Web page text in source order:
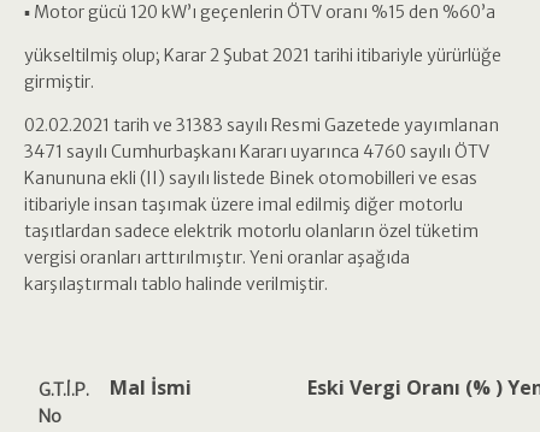
▪ Motor gücü 120 kW’ı geçenlerin ÖTV oranı %15 den %60’a
yükseltilmiş olup; Karar 2 Şubat 2021 tarihi itibariyle yürürlüğe
girmiştir.
02.02.2021 tarih ve 31383 sayılı Resmi Gazetede yayımlanan
3471 sayılı Cumhurbaşkanı Kararı uyarınca 4760 sayılı ÖTV
Kanununa ekli (II) sayılı listede Binek otomobilleri ve esas
itibariyle insan taşımak üzere imal edilmiş diğer motorlu
taşıtlardan sadece elektrik motorlu olanların özel tüketim
vergisi oranları arttırılmıştır. Yeni oranlar aşağıda
karşılaştırmalı tablo halinde verilmiştir.
G.T.İ.P.
No
Mal İsmi Eski Vergi Oranı (% )